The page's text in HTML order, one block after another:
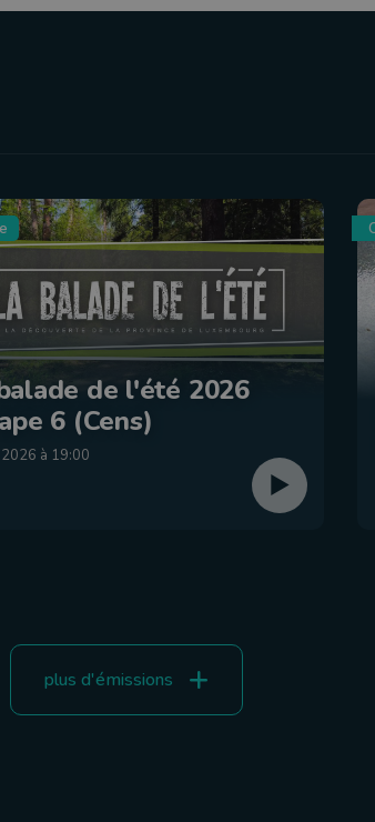
de l'été 2026
6 (Cens)
à 19:00
plus d'émissions